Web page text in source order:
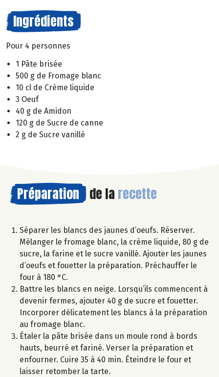
Ingrédients
Pour 4 personnes
1 Pâte brisée
500 g de Fromage blanc
10 cl de Crème liquide
3 Oeuf
40 g de Amidon
120 g de Sucre de canne
2 g de Sucre vanillé
Préparation de la recette
Séparer les blancs des jaunes d’oeufs. Réserver.
Mélanger le fromage blanc, la crème liquide, 80 g de
sucre, la farine et le sucre vanillé. Ajouter les jaunes
d’oeufs et fouetter la préparation. Préchauffer le
four à 180 °C.
Battre les blancs en neige. Lorsqu’ils commencent à
devenir fermes, ajouter 40 g de sucre et fouetter.
Incorporer délicatement les blancs à la préparation
au fromage blanc.
Étaler la pâte brisée dans un moule rond à bords
hauts, beurré et fariné. Verser la préparation et
enfourner. Cuire 35 à 40 min. Éteindre le four et
laisser retomber la tarte.